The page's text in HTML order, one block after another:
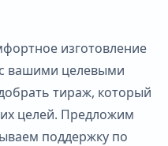
изготовление
вашими целевыми
тираж, который
целей. Предложим
поддержку по